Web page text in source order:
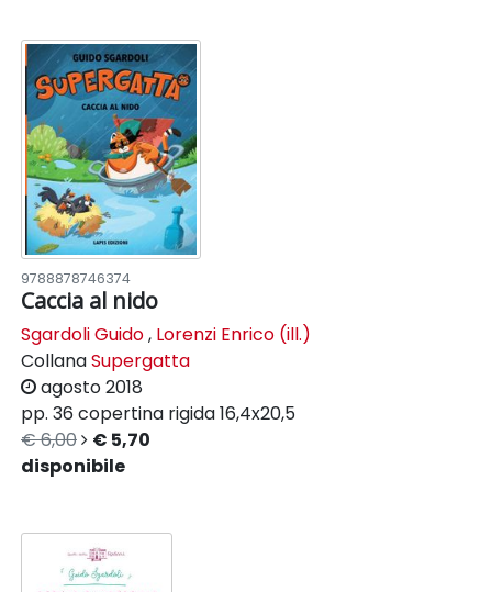
9788878746374
Caccia al nido
Sgardoli Guido, Lorenzi Enrico (ill.)
CollanaSupergatta
agosto 2018
pp. 36 copertina rigida16,4x20,5
€ 6,00
€ 5,70
disponibile